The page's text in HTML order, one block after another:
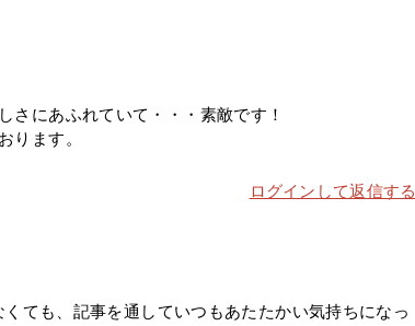
さにあふれていて・・・素敵です！
ります。
ログインして返信する
ても、記事を通していつもあたたかい気持ちになっ